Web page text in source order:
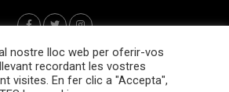
nostre lloc web per oferir-vos
recordant les vostres
visites. En fer clic a "Accepta",